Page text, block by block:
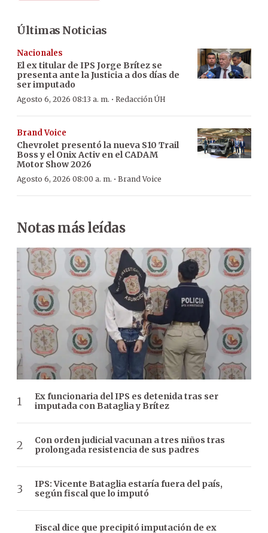
Últimas Noticias
Nacionales
El ex titular de IPS Jorge Brítez se
presenta ante la Justicia a dos días de
ser imputado
Agosto 6, 2026 08:13 a. m. · Redacción ÚH
Brand Voice
Chevrolet presentó la nueva S10 Trail
Boss y el Onix Activ en el CADAM
Motor Show 2026
Agosto 6, 2026 08:00 a. m. · Brand Voice
Notas más leídas
Ex funcionaria del IPS es detenida tras ser
imputada con Bataglia y Brítez
Con orden judicial vacunan a tres niños tras
prolongada resistencia de sus padres
IPS: Vicente Bataglia estaría fuera del país,
según fiscal que lo imputó
Fiscal dice que precipitó imputación de ex